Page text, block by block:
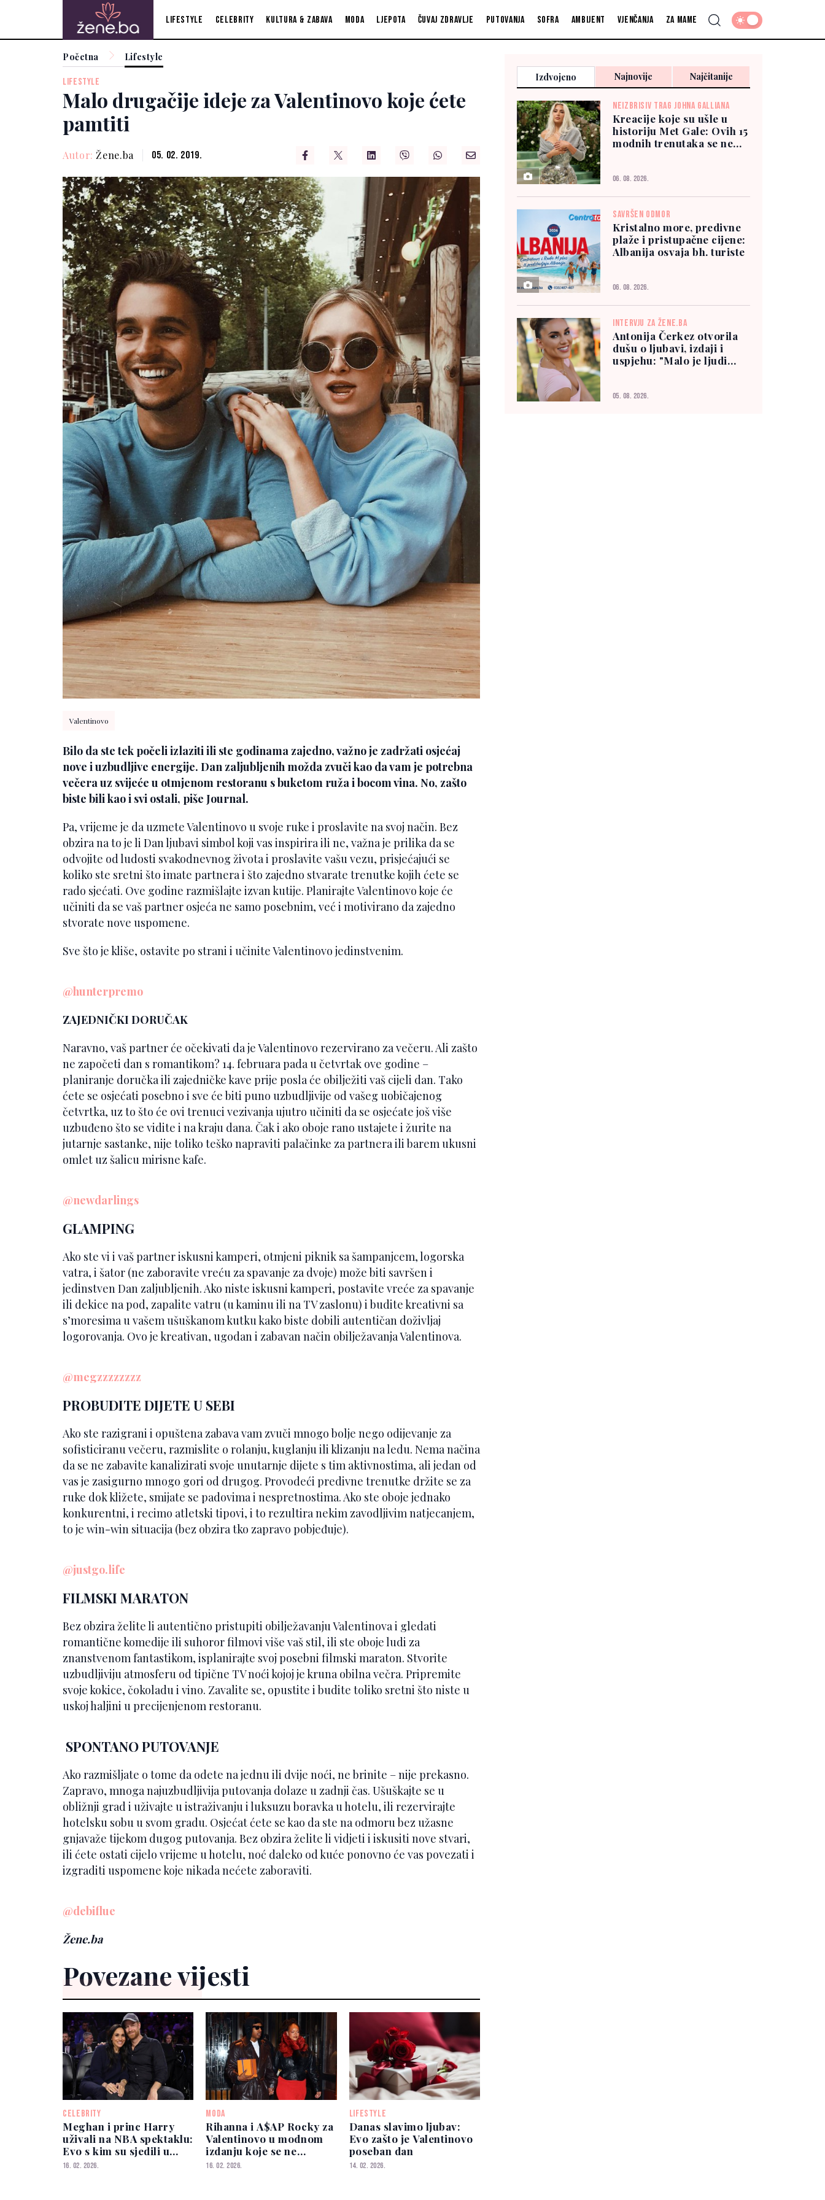
Lifestyle Celebrity Kultura & zabava Moda Ljepota Čuvaj zdravlje Putovanja Sofra Ambijent Vjenčanja Za mame
Početna Lifestyle
LIFESTYLE
Malo drugačije ideje za Valentinovo koje ćete
pamtiti
Autor: Žene.ba 05. 02. 2019.
Valentinovo
Bilo da ste tek počeli izlaziti ili ste godinama zajedno, važno je zadržati osjećaj
nove i uzbudljive energije. Dan zaljubljenih možda zvuči kao da vam je potrebna
večera uz svijeće u otmjenom restoranu s buketom ruža i bocom vina. No, zašto
biste bili kao i svi ostali, piše Journal.
Pa, vrijeme je da uzmete Valentinovo u svoje ruke i proslavite na svoj način. Bez
obzira na to je li Dan ljubavi simbol koji vas inspirira ili ne, važna je prilika da se
odvojite od ludosti svakodnevnog života i proslavite vašu vezu, prisjećajući se
koliko ste sretni što imate partnera i što zajedno stvarate trenutke kojih ćete se
rado sjećati. Ove godine razmišlajte izvan kutije. Planirajte Valentinovo koje će
učiniti da se vaš partner osjeća ne samo posebnim, već i motivirano da zajedno
stvorate nove uspomene.
Sve što je kliše, ostavite po strani i učinite Valentinovo jedinstvenim.
@hunterpremo
ZAJEDNIČKI DORUČAK
Naravno, vaš partner će očekivati da je Valentinovo rezervirano za večeru. Ali zašto
ne započeti dan s romantikom? 14. februara pada u četvrtak ove godine –
planiranje doručka ili zajedničke kave prije posla će obilježiti vaš cijeli dan. Tako
ćete se osjećati posebno i sve će biti puno uzbudljivije od vašeg uobičajenog
četvrtka, uz to što će ovi trenuci vezivanja ujutro učiniti da se osjećate još više
uzbuđeno što se vidite i na kraju dana. Čak i ako oboje rano ustajete i žurite na
jutarnje sastanke, nije toliko teško napraviti palačinke za partnera ili barem ukusni
omlet uz šalicu mirisne kafe.
@newdarlings
GLAMPING
Ako ste vi i vaš partner iskusni kamperi, otmjeni piknik sa šampanjcem, logorska
vatra, i šator (ne zaboravite vreću za spavanje za dvoje) može biti savršen i
jedinstven Dan zaljubljenih. Ako niste iskusni kamperi, postavite vreće za spavanje
ili dekice na pod, zapalite vatru (u kaminu ili na TV zaslonu) i budite kreativni sa
s’moresima u vašem ušuškanom kutku kako biste dobili autentičan doživljaj
logorovanja. Ovo je kreativan, ugodan i zabavan način obilježavanja Valentinova.
@megzzzzzzzz
PROBUDITE DIJETE U SEBI
Ako ste razigrani i opuštena zabava vam zvuči mnogo bolje nego odijevanje za
sofisticiranu večeru, razmislite o rolanju, kuglanju ili klizanju na ledu. Nema načina
da se ne zabavite kanalizirati svoje unutarnje dijete s tim aktivnostima, ali jedan od
vas je zasigurno mnogo gori od drugog. Provodeći predivne trenutke držite se za
ruke dok kližete, smijate se padovima i nespretnostima. Ako ste oboje jednako
konkurentni, i recimo atletski tipovi, i to rezultira nekim zavodljivim natjecanjem,
to je win-win situacija (bez obzira tko zapravo pobjeđuje).
@justgo.life
FILMSKI MARATON
Bez obzira želite li autentično pristupiti obilježavanju Valentinova i gledati
romantične komedije ili suhoror filmovi više vaš stil, ili ste oboje ludi za
znanstvenom fantastikom, isplanirajte svoj posebni filmski maraton. Stvorite
uzbudljiviju atmosferu od tipične TV noći kojoj je kruna obilna večra. Pripremite
svoje kokice, čokoladu i vino. Zavalite se, opustite i budite toliko sretni što niste u
uskoj haljini u precijenjenom restoranu.
SPONTANO PUTOVANJE
Ako razmišljate o tome da odete na jednu ili dvije noći, ne brinite – nije prekasno.
Zapravo, mnoga najuzbudljivija putovanja dolaze u zadnji čas. Ušuškajte se u
obližnji grad i uživajte u istraživanju i luksuzu boravka u hotelu, ili rezervirajte
hotelsku sobu u svom gradu. Osjećat ćete se kao da ste na odmoru bez užasne
gnjavaže tijekom dugog putovanja. Bez obzira želite li vidjeti i iskusiti nove stvari,
ili ćete ostati cijelo vrijeme u hotelu, noć daleko od kuće ponovno će vas povezati i
izgraditi uspomene koje nikada nećete zaboraviti.
@debiflue
Žene.ba
Povezane vijesti
CELEBRITY
Meghan i princ Harry
uživali na NBA spektaklu:
Evo s kim su sjedili u
publici
16. 02. 2026.
MODA
Rihanna i A$AP Rocky za
Valentinovo u modnom
izdanju koje se ne
zaboravlja
16. 02. 2026.
LIFESTYLE
Danas slavimo ljubav:
Evo zašto je Valentinovo
poseban dan
14. 02. 2026.
Izdvojeno Najnovije Najčitanije
NEIZBRISIV TRAG JOHNA GALLIANA
Kreacije koje su ušle u
historiju Met Gale: Ovih 15
modnih trenutaka se ne
06. 08. 2026.
SAVRŠEN ODMOR
Kristalno more, predivne
plaže i pristupačne cijene:
Albanija osvaja bh. turiste
06. 08. 2026.
INTERVJU ZA ŽENE.BA
Antonija Čerkez otvorila
dušu o ljubavi, izdaji i
uspjehu: "Malo je ljudi
05. 08. 2026.